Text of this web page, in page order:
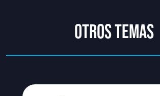
OTROS TEMAS